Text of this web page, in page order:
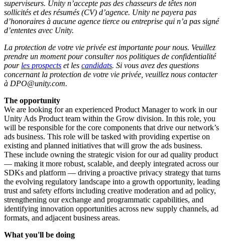
superviseurs. Unity n’accepte pas des chasseurs de têtes non
sollicités et des résumés (CV) d’agence. Unity ne payera pas
d’honoraires à aucune agence tierce ou entreprise qui n’a pas signé
d’ententes avec Unity.
La protection de votre vie privée est importante pour nous. Veuillez
prendre un moment pour consulter nos politiques de confidentialité
pour les prospects et les candidats. Si vous avez des questions
concernant la protection de votre vie privée, veuillez nous contacter
à DPO@unity.com.
The opportunity
We are looking for an experienced Product Manager to work in our
Unity Ads Product team within the Grow division. In this role, you
will be responsible for the core components that drive our network’s
ads business. This role will be tasked with providing expertise on
existing and planned initiatives that will grow the ads business.
These include owning the strategic vision for our ad quality product
— making it more robust, scalable, and deeply integrated across our
SDKs and platform — driving a proactive privacy strategy that turns
the evolving regulatory landscape into a growth opportunity, leading
trust and safety efforts including creative moderation and ad policy,
strengthening our exchange and programmatic capabilities, and
identifying innovation opportunities across new supply channels, ad
formats, and adjacent business areas.
What you'll be doing